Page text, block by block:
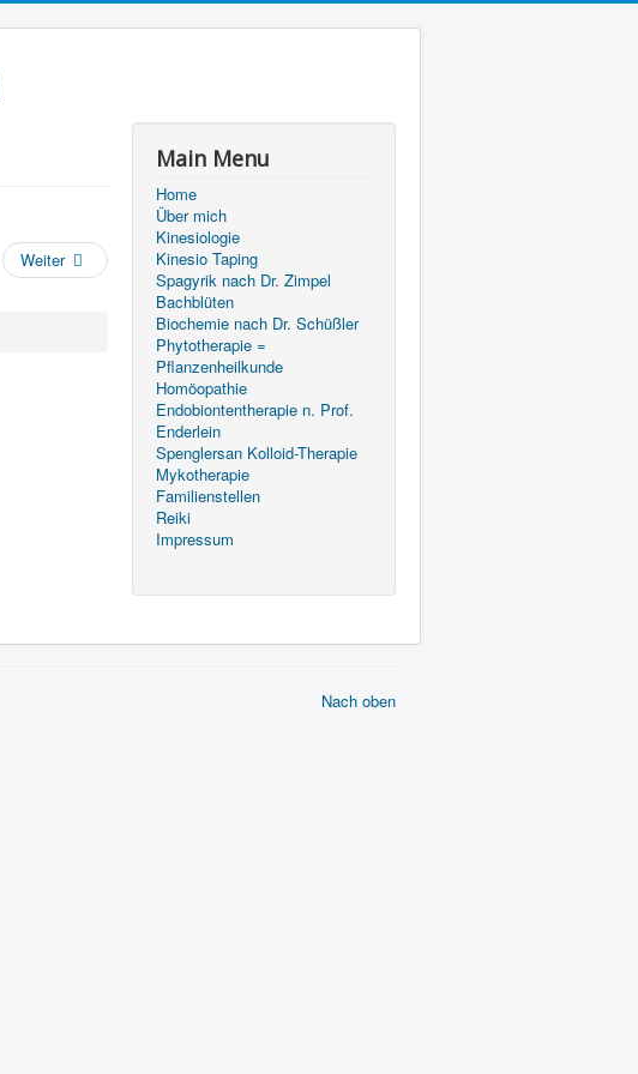
Weiter
Main Menu
Home
Über mich
Kinesiologie
Kinesio Taping
Spagyrik nach Dr. Zimpel
Bachblüten
Biochemie nach Dr. Schüßler
Phytotherapie =
Pflanzenheilkunde
Homöopathie
Endobiontentherapie n. Prof.
Enderlein
Spenglersan Kolloid-Therapie
Mykotherapie
Familienstellen
Reiki
Impressum
Nach oben